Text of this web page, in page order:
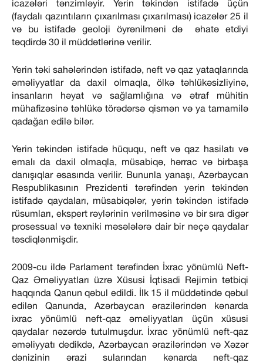
icazələri tənzimləyir. Yerin təkindən istifadə üçün
(faydalı qazıntıların çıxarılması çıxarılması) icazələr 25 il
və bu istifadə geoloji öyrənilməni də əhatə etdiyi
təqdirdə 30 il müddətlərinə verilir.
Yerin təki sahələrindən istifadə, neft və qaz yataqlarında
əməliyyatlar da daxil olmaqla, ölkə təhlükəsizliyinə,
insanların həyat və sağlamlığına və ətraf mühitin
mühafizəsinə təhlükə törədərsə qismən və ya tamamilə
qadağan edilə bilər.
Yerin təkindən istifadə hüququ, neft və qaz hasilatı və
emalı da daxil olmaqla, müsabiqə, hərrac və birbaşa
danışıqlar əsasında verilir. Bununla yanaşı, Azərbaycan
Respublikasının Prezidenti tərəfindən yerin təkindən
istifadə qaydaları, müsabiqələr, yerin təkindən istifadə
rüsumları, ekspert rəylərinin verilməsinə və bir sıra digər
prosessual və texniki məsələlərə dair bir neçə qaydalar
təsdiqlənmişdir.
2009-cu ildə Parlament tərəfindən İxrac yönümlü Neft-
Qaz Əməliyyatları üzrə Xüsusi İqtisadi Rejimin tətbiqi
haqqında Qanun qəbul edildi. İlk 15 il müddətində qəbul
edilən Qanunda, Azərbaycan ərazilərindən kənarda
ixrac yönümlü neft-qaz əməliyyatları üçün xüsusi
qaydalar nəzərdə tutulmuşdur. İxrac yönümlü neft-qaz
əməliyyatı dedikdə, Azərbaycan ərazilərindən və Xəzər
dənizinin ərazi sularından kənarda neft-qaz